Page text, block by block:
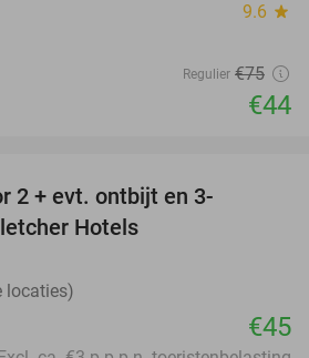
9.6 star
Regulier €75
€44
2 + evt. ontbijt en 3-
Hotels
locaties)
€45